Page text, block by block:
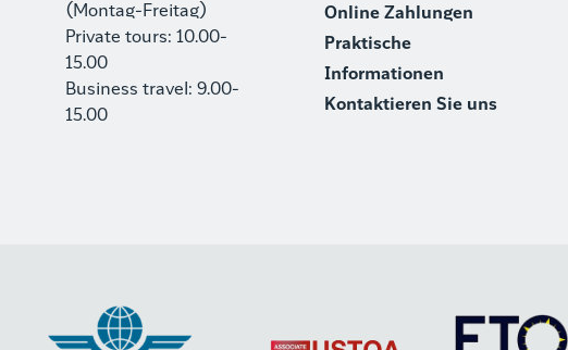
(Montag-Freitag)
Private tours: 10.00-
15.00
Business travel: 9.00-
15.00
Online Zahlungen
Praktische
Informationen
Kontaktieren Sie uns